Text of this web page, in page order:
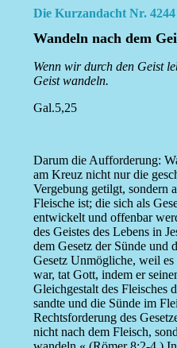
Die Kurzandacht Nr. 4244
Wandeln nach dem
Wenn wir durch den Geist
Geist wandeln.
Gal.5,25
Darum die Aufforderung:
am Kreuz nicht nur die
Vergebung getilgt, sondern
Fleische ist; die sich als
entwickelt und offenbar
des Geistes des Lebens in
dem Gesetz der Sünde und
Gesetz Unmögliche, weil
war, tat Gott, indem er
Gleichgestalt des Fleisches
sandte und die Sünde im
Rechtsforderung des
nicht nach dem Fleisch,